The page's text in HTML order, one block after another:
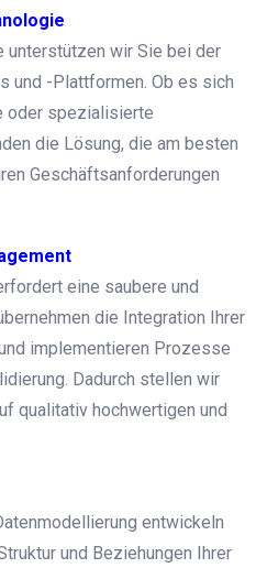
unterstützen wir Sie bei der
und -Plattformen. Ob es sich
oder spezialisierte
die Lösung, die am besten
Geschäftsanforderungen
eine saubere und
die Integration Ihrer
implementieren Prozesse
Dadurch stellen wir
qualitativ hochwertigen und
entwickeln
und Beziehungen Ihrer